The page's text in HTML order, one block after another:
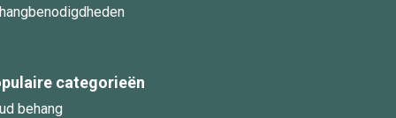
categorieën
behang